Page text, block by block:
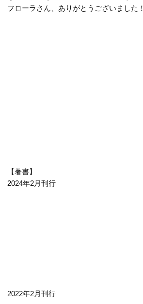
フローラさん、ありがとうございました
【著書】
2024年2月刊行
2022年2月刊行